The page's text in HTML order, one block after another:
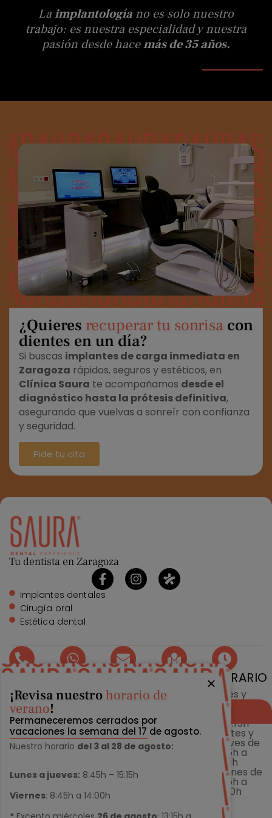
Laimplantología no es solo nuestro
trabajo: es nuestra especialidad y nuestra
pasión desde hacemás de 35 años.
¿Quieres recuperar tu sonrisa con
dientes en un día?
Si buscas implantes de carga inmediata en
Zaragoza rápidos, seguros y estéticos, en
Clínica Saura te acompañamos desde el
diagnóstico hasta la prótesis definitiva,
asegurando que vuelvas a sonreír con confianza
y seguridad.
Pide tu cita
Tu dentista en Zaragoza
Implantes dentales
Cirugía oral
Estética dental
TELÉFONO
976 215
224
WHATSAPP
976 215
224
EMAIL
info@clinicasaura.com
DIRECCIÓN
Gran Vía
26,
HORARIO
Lunes y
Miércoles
de 12:45h
a 20:15h
Martes y
Jueves de
8:45h a
16:15h
Viernes de
8:45h a
14:00h
2026©Clínica Dental Saura · Dentista en Zaragoza
¡Revisa nuestro horario de
verano!
Permaneceremos cerrados por
vacaciones la semana del 17 de agosto.
Nuestro horario del 3 al 28 de agosto:
Lunes a jueves: 8:45h – 15:15h
Viernes: 8:45h a 14:00h